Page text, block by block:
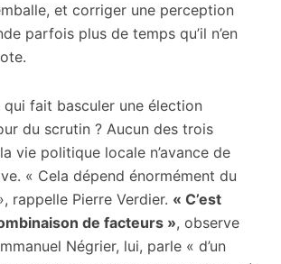
et corriger une perception
parfois plus de temps qu’il n’en
qui fait basculer une élection
du scrutin ? Aucun des trois
vie politique locale n’avance de
« Cela dépend énormément du
rappelle Pierre Verdier. « C’est
de facteurs », observe
Négrier, lui, parle « d’un